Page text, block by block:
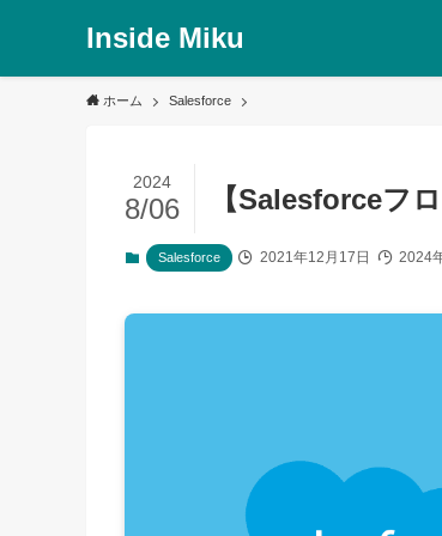
Inside Miku
ホーム Salesforce
【Salesforceフ
2024
8/06
Salesforce 2021年12月17日 2024